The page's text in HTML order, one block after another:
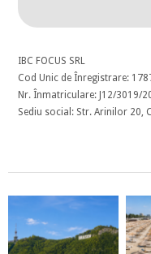
IBC FOCUS SRL
Cod Unic de Înregistrare:
Nr. Înmatriculare: J12/3019/
Sediu social: Str. Arinilor 20,